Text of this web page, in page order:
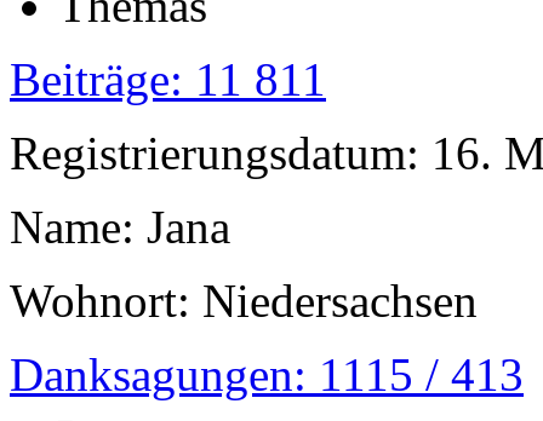
Beiträge: 11 811
Registrierungsdatum: 16.
Name: Jana
Wohnort: Niedersachsen
Danksagungen: 1115 / 413